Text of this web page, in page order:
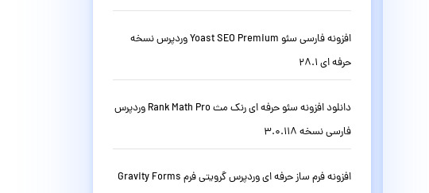
افزونه فارسی سئو Yoast SEO Premium وردپرس نسخه
حرفه ای 28.1
دانلود افزونه سئو حرفه ای رنک مث Rank Math Pro وردپرس
فارسی نسخه 3.0.118
افزونه فرم ساز حرفه ای وردپرس گرویتی فرم Gravity Forms